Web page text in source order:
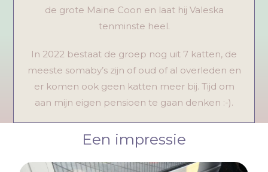
de grote Maine Coon en laat hij Valeska
tenminste heel.
In 2022 bestaat de groep nog uit 7 katten, de
meeste somaby’s zijn of oud of al overleden en
er komen ook geen katten meer bij. Tijd om
aan mijn eigen pensioen te gaan denken :-).
Een impressie